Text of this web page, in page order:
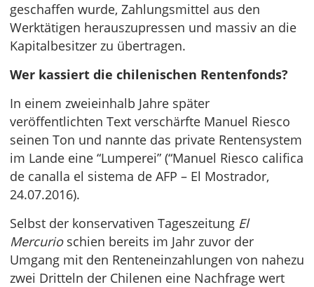
geschaffen wurde, Zahlungsmittel aus den
Werktätigen herauszupressen und massiv an die
Kapitalbesitzer zu übertragen.
Wer kassiert die chilenischen Rentenfonds?
In einem zweieinhalb Jahre später
veröffentlichten Text verschärfte Manuel Riesco
seinen Ton und nannte das private Rentensystem
im Lande eine “Lumperei” (“Manuel Riesco califica
de canalla el sistema de AFP – El Mostrador,
24.07.2016).
Selbst der konservativen Tageszeitung El
Mercurioschien bereits im Jahr zuvor der
Umgang mit den Renteneinzahlungen von nahezu
zwei Dritteln der Chilenen eine Nachfrage wert